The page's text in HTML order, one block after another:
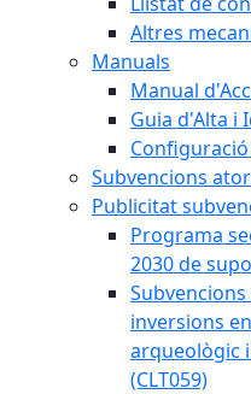
Altres
Manuals
Manual
Guia d'Alta i
Subvencions
Publicitat
Programa
2030 de
inversions
arqueològic
(CLT059)